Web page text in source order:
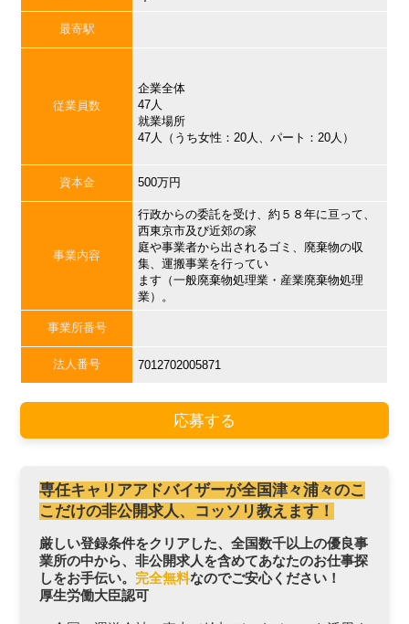
最寄駅
従業員数
企業全体
47人
就業場所
47人（うち女性：20人、パート：20人）
資本金 500万円
事業内容
行政からの委託を受け、約５８年に亘って、
西東京市及び近郊の家
庭や事業者から出されるゴミ、廃棄物の収
集、運搬事業を行ってい
ます（一般廃棄物処理業・産業廃棄物処理
業）。
事業所番号
法人番号 7012702005871
応募する
専任キャリアアドバイザーが全国津々浦々のこ
こだけの非公開求人、コッソリ教えます！
厳しい登録条件をクリアした、全国数千以上の優良事
業所の中から、非公開求人を含めてあなたのお仕事探
しをお手伝い。 完全無料なのでご安心ください！
厚生労働大臣認可